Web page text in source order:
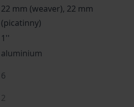
22 mm (weaver), 22 mm
(picatinny)
1''
aluminium
6
2